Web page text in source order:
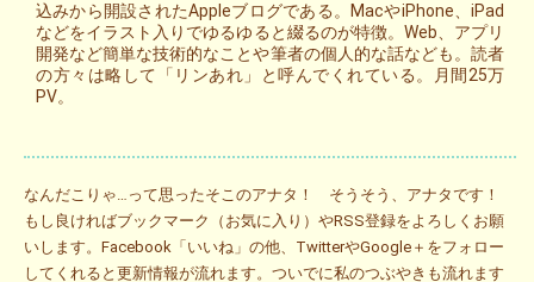
込みから開設されたAppleブログである。MacやiPhone、iPad
などをイラスト入りでゆるゆると綴るのが特徴。Web、アプリ
開発など簡単な技術的なことや筆者の個人的な話なども。読者
の方々は略して「リンあれ」と呼んでくれている。月間25万
PV。
なんだこりゃ…って思ったそこのアナタ！ そうそう、アナタです！
もし良ければブックマーク（お気に入り）やRSS登録をよろしくお願
いします。Facebook「いいね」の他、TwitterやGoogle＋をフォロー
してくれると更新情報が流れます。ついでに私のつぶやきも流れます